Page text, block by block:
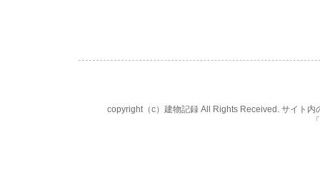
copyright（c）建物記録 All Rights Received. サイト